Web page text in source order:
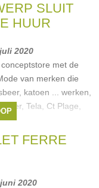
SLUIT
HUUR
2020
met de
van merken die
katoen ... werken,
Tela, Ct Plage,
,NOUS,Rabens
FERRE
2020